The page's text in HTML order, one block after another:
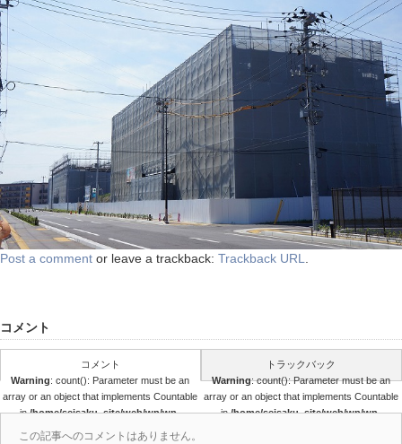
Post a comment or leave a trackback: Trackback URL.
コメント
コメント
Warning: count(): Parameter must be an
array or an object that implements Countable
in/home/seisaku_site/web/wp/wp-
content/themes/seisaku/comments.php
トラックバック
Warning: count(): Parameter must be an
array or an object that implements Countable
in/home/seisaku_site/web/wp/wp-
この記事へのコメントはありません。